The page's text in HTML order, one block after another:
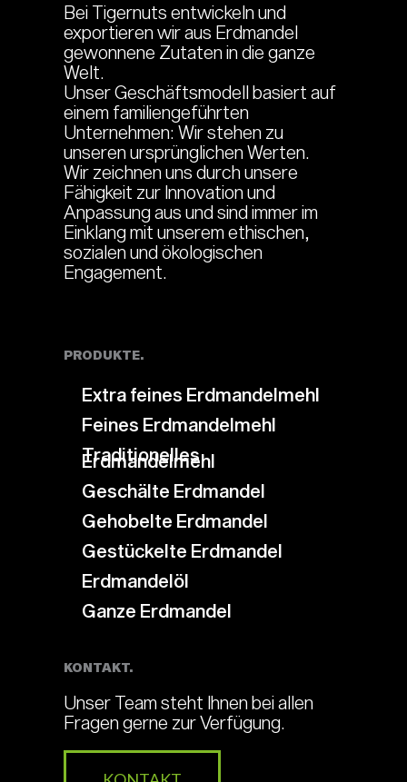
Bei Tigernuts entwickeln und
exportieren wir aus Erdmandel
gewonnene Zutaten in die ganze
Welt.
Unser Geschäftsmodell basiert auf
einem familiengeführten
Unternehmen: Wir stehen zu
unseren ursprünglichen Werten.
Wir zeichnen uns durch unsere
Fähigkeit zur Innovation und
Anpassung aus und sind immer im
Einklang mit unserem ethischen,
sozialen und ökologischen
Engagement.
PRODUKTE.
Extra feines Erdmandelmehl
Feines Erdmandelmehl
Traditionelles
Erdmandelmehl
Geschälte Erdmandel
Gehobelte Erdmandel
Gestückelte Erdmandel
Erdmandelöl
Ganze Erdmandel
KONTAKT.
Unser Team steht Ihnen bei allen
Fragen gerne zur Verfügung.